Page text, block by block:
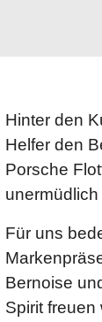
Hinter den
Helfer den
Porsche
Für uns
Bernoise
Spirit